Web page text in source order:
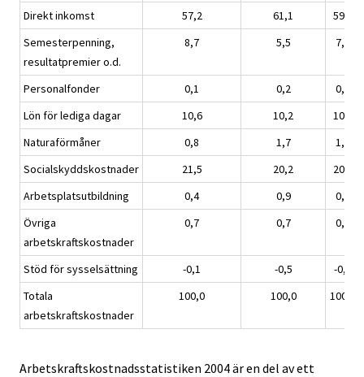
Direkt inkomst 57,2 61,1
59,3
Semesterpenning,
resultatpremier o.d.
8,7 5,5 7,0
Personalfonder 0,1 0,2
0,2
Lön för lediga dagar
10,6 10,2
10,4
Naturaförmåner
0,8 1,7
1,3
Socialskyddskostnader
21,5 20,2
20,8
Arbetsplatsutbildning
0,4 0,9
0,7
Övriga
arbetskraftskostnader
0,7 0,7 0,7
Stöd för sysselsättning -0,1 -0,5
-0,3
Totala
arbetskraftskostnader
100,0 100,0 100,0
Arbetskraftskostnadsstatistiken 2004 är en del av ett